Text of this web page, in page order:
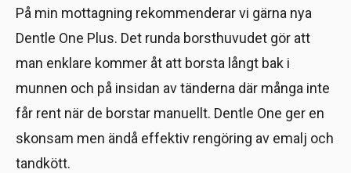
På min mottagning rekommenderar vi gärna nya
Dentle One Plus. Det runda borsthuvudet gör att
man enklare kommer åt att borsta långt bak i
munnen och på insidan av tänderna där många inte
får rent när de borstar manuellt. Dentle One ger en
skonsam men ändå effektiv rengöring av emalj och
tandkött.